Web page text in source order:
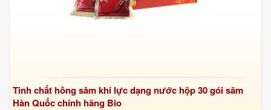
Tinh chất hồng sâm khí lực dạng nước hộp 30 gói sâm
Hàn Quốc chính hãng Bio